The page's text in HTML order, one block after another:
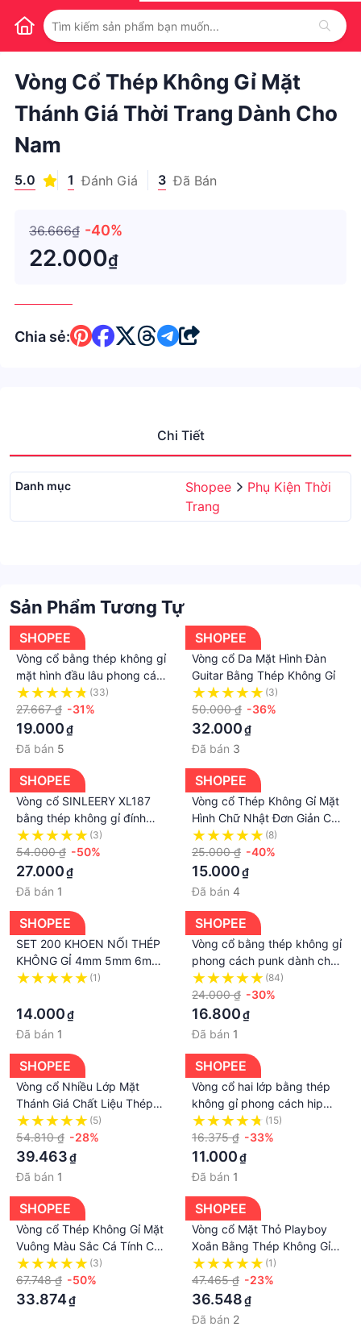
/
Vòng Cổ Thép Không Gỉ Mặt
Thánh Giá Thời Trang Dành Cho
Nam
5.0 1 Đánh Giá 3 Đã Bán
36.666₫ -40%
22.000₫
Chia sẻ:
Chi Tiết
Danh mục Shopee
Phụ Kiện Thời
Trang
Sản Phẩm Tương Tự
SHOPEE
Vòng cổ bằng thép không gỉ
mặt hình đầu lâu phong cách
nhạc rock cá tính thời trang
Hàn Quốc cho nam 2020
(33)
27.667 ₫ -31%
19.000₫
Đã bán 5
SHOPEE
Vòng cổ Da Mặt Hình Đàn
Guitar Bằng Thép Không Gỉ
(3)
50.000 ₫ -36%
32.000₫
Đã bán 3
SHOPEE
Vòng cổ SINLEERY XL187
bằng thép không gỉ đính
ngọc trai giả phong cách
thời trang
(3)
54.000 ₫ -50%
27.000₫
Đã bán 1
SHOPEE
Vòng cổ Thép Không Gỉ Mặt
Hình Chữ Nhật Đơn Giản Cho
Cặp Đôi
(8)
25.000 ₫ -40%
15.000₫
Đã bán 4
SHOPEE
SET 200 KHOEN NỐI THÉP
KHÔNG GỈ 4mm 5mm 6mm
7mm 8mm 9mm 10mm LÀM
511OHILIL
(1)
14.000₫
Đã bán 1
SHOPEE
Vòng cổ bằng thép không gỉ
phong cách punk dành cho
nam và nữ
(84)
24.000 ₫ -30%
16.800₫
Đã bán 1
SHOPEE
Vòng cổ Nhiều Lớp Mặt
Thánh Giá Chất Liệu Thép
Không Gỉ xc004
(5)
54.810 ₫ -28%
39.463₫
Đã bán 1
SHOPEE
Vòng cổ hai lớp bằng thép
không gỉ phong cách hip
hop đơn giản dành cho nam
(15)
16.375 ₫ -33%
11.000₫
Đã bán 1
SHOPEE
Vòng cổ Thép Không Gỉ Mặt
Vuông Màu Sắc Cá Tính Cho
Nam
(3)
67.748 ₫ -50%
33.874₫
SHOPEE
Vòng cổ Mặt Thỏ Playboy
Xoắn Bằng Thép Không Gỉ
Màu Trắng Thời Trang Cho
Nam Và Nữ
(1)
47.465 ₫ -23%
36.548₫
Đã bán 2